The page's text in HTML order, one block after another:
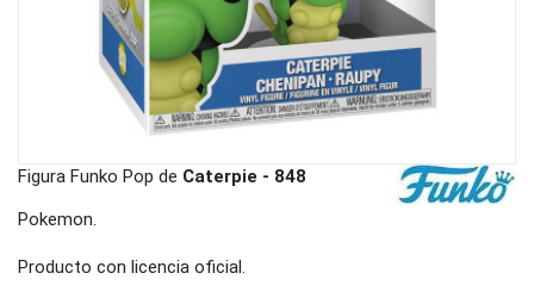
Figura Funko Pop de Caterpie - 848
Pokemon.
Producto con licencia oficial.